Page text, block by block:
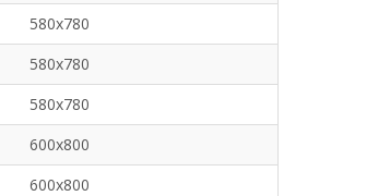
580x780
580x780
580x780
600x800
600x800